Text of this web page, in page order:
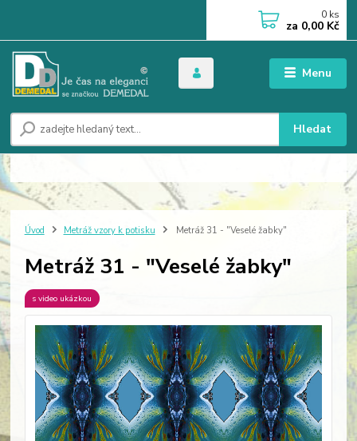
Menu
Hledat
0 ks
za 0,00 Kč
Úvod Metráž vzory k potisku Metráž 31 - "Veselé žabky"
Metráž 31 - "Veselé žabky"
s video ukázkou